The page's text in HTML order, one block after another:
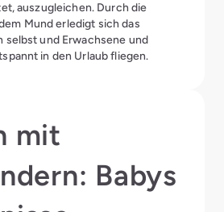
auszugleichen. Durch die
Mund erledigt sich das
selbst und Erwachsene und
in den Urlaub fliegen.
mit
Babys